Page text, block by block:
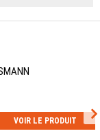
VOIR LE PRODUIT